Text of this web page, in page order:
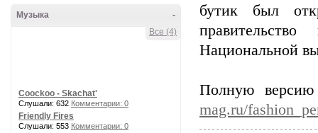
-
Музыка
Все (4)
Coockoo - Skachat'
Слушали: 632 Комментарии: 0
Friendly Fires
Слушали: 553 Комментарии: 0
бутик был
Национальной
Полную
mag.ru/